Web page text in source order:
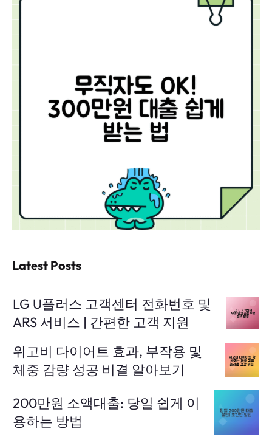
Latest Posts
LG U플러스 고객센터 전화번호 및
ARS 서비스 | 간편한 고객 지원
위고비 다이어트 효과, 부작용 및
체중 감량 성공 비결 알아보기
200만원 소액대출: 당일 쉽게 이
용하는 방법